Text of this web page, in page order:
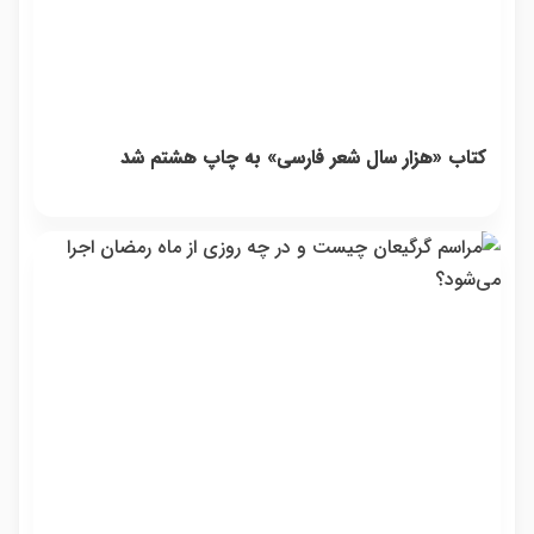
کتاب «هزار سال شعر فارسی» به چاپ هشتم شد